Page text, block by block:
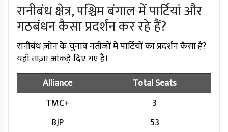
रानीबंध क्षेत्र, पश्चिम बंगाल में पार्टियां और
गठबंधन कैसा प्रदर्शन कर रहे हैं?
रानीबंध ज़ोन के चुनाव नतीजों में पार्टियों का प्रदर्शन कैसा है?
यहाँ ताज़ा आंकड़े दिए गए हैं।
Alliance
Total Seats
TMC+
3
BJP
53